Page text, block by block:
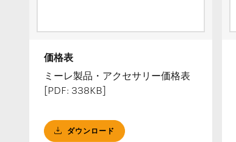
価格表
ミーレ製品・アクセサリー価格表
[PDF: 338KB]
ダウンロード